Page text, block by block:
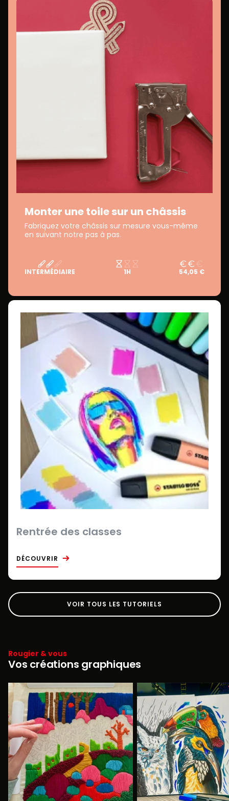
Monter une toile sur un châssis
Fabriquez votre châssis sur mesure vous-même
en suivant notre pas à pas.
INTERMÉDIAIRE 1H 54,05 €
Rentrée des classes
DÉCOUVRIR
VOIR TOUS LES TUTORIELS
Rougier & vous
Vos créations graphiques